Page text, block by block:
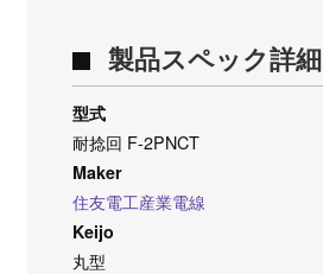
製品スペック詳細
型式
耐捻回 F-2PNCT
Maker
住友電工産業電線
Keijo
丸型